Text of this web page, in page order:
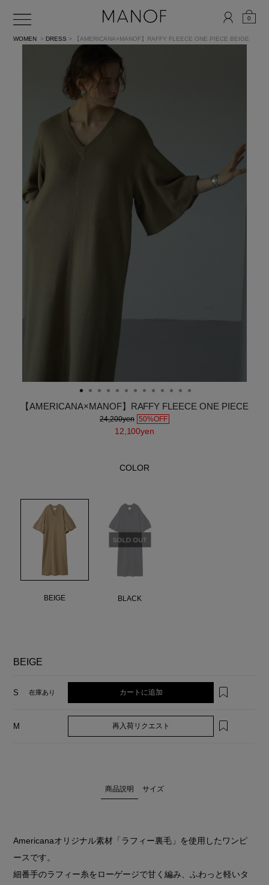
0
WOMEN > DRESS > 【AMERICANA×MANOF】RAFFY FLEECE ONE PIECE BEIGE
【AMERICANA×MANOF】RAFFY FLEECE ONE PIECE
24,200yen 50%OFF
12,100yen
COLOR
BEIGE BLACK
BEIGE
S 在庫あり カートに追加
M 再入荷リクエスト
商品説明 サイズ
Americanaオリジナル素材「ラフィー裏毛」を使用したワンピ
ースです。
細番手のラフィー糸をローゲージで甘く編み、ふわっと軽いタ